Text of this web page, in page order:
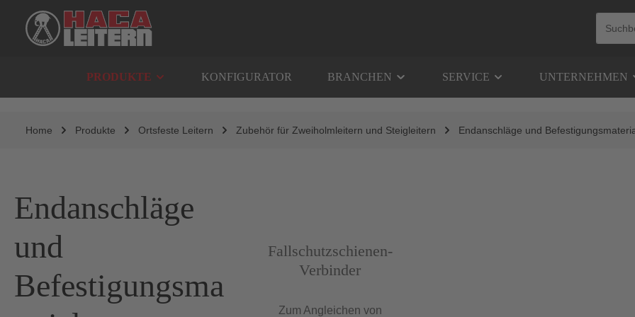
Zur Hauptnavigation springen
PRODUKTE KONFIGURATOR BRANCHEN SERVICE UNTERNEHMEN
Home Produkte Ortsfeste Leitern Zubehör für Zweiholmleitern und Steigleitern Endanschläge und
Endanschläge
und
Befestigungsma
Details
Fallschutzschienen-
Verbinder
Zum Angleichen von